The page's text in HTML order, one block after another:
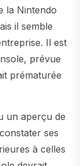
la Nintendo
il semble
Il est
prévue
prématurée
un aperçu de
ses
à celles